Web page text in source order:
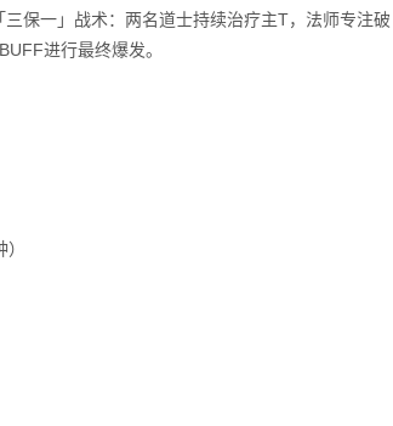
保一」战术：两名道士持续治疗主T，法师专注破
进行最终爆发。